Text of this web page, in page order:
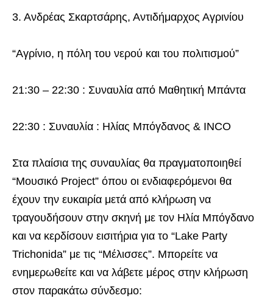
3. Ανδρέας Σκαρτσάρης, Αντιδήμαρχος Αγρινίου
“Αγρίνιο, η πόλη του νερού και του πολιτισμού”
21:30 – 22:30 : Συναυλία από Μαθητική Μπάντα
22:30 : Συναυλία : Ηλίας Μπόγδανος & INCO
Στα πλαίσια της συναυλίας θα πραγματοποιηθεί
“Μουσικό Project” όπου οι ενδιαφερόμενοι θα
έχουν την ευκαιρία μετά από κλήρωση να
τραγουδήσουν στην σκηνή με τον Ηλία Μπόγδανο
και να κερδίσουν εισιτήρια για το “Lake Party
Trichonida” με τις “Μέλισσες”. Μπορείτε να
ενημερωθείτε και να λάβετε μέρος στην κλήρωση
στον παρακάτω σύνδεσμο: